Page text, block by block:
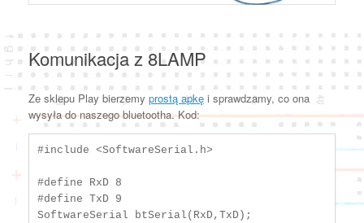
Komunikacja z 8LAMP
Ze sklepu Play bierzemy prostą apkę i sprawdzamy, co ona
wysyła do naszego bluetootha. Kod:
#include <SoftwareSerial.h>
#define RxD 8
#define TxD 9
SoftwareSerial btSerial(RxD,TxD);